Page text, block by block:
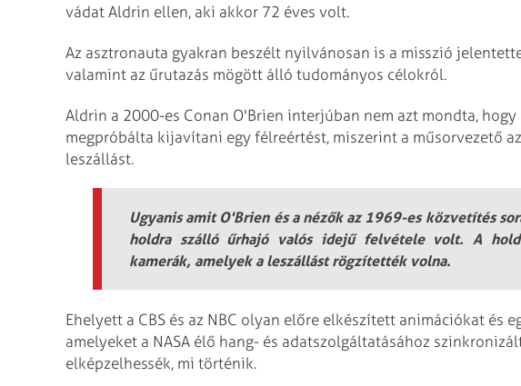
vádat Aldrin ellen, aki akkor 72 éves volt.
Az asztronauta gyakran beszélt nyilvánosan is a misszió
valamint az űrutazás mögött álló tudományos célokról.
Aldrin a 2000-es Conan O'Brien interjúban nem azt mondta,
megpróbálta kijavítani egy félreértést, miszerint a műsorvezető
leszállást.
Ugyanis amit O'Brien és a nézők az 1969-es közvetítés
holdra szálló űrhajó valós idejű felvétele volt. A
kamerák, amelyek a leszállást rögzítették volna.
Ehelyett a CBS és az NBC olyan előre elkészített animációkat és
amelyeket a NASA élő hang- és adatszolgáltatásához
elképzelhessék, mi történik.